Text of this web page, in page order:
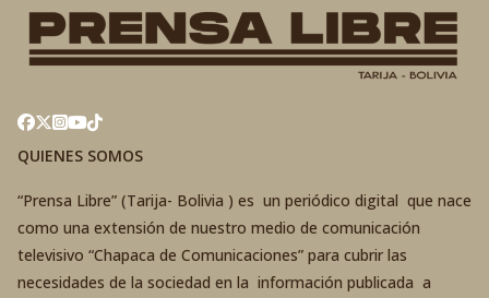
QUIENES SOMOS
“Prensa Libre” (Tarija- Bolivia ) es un periódico digital que nace
como una extensión de nuestro medio de comunicación
televisivo “Chapaca de Comunicaciones” para cubrir las
necesidades de la sociedad en la información publicada a